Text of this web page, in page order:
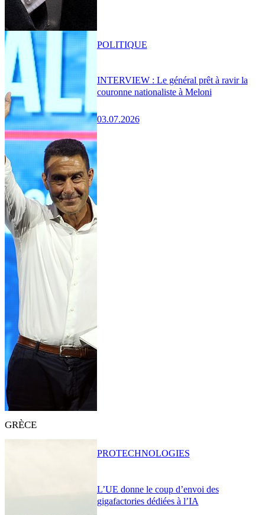
INTERVIEW : Le général prêt à ravir la
couronne nationaliste à Meloni
03.07.2026
POLITIQUE
GRÈCE
L’UE donne le coup d’envoi des
gigafactories dédiées à l’IA
PROTECHNOLOGIES